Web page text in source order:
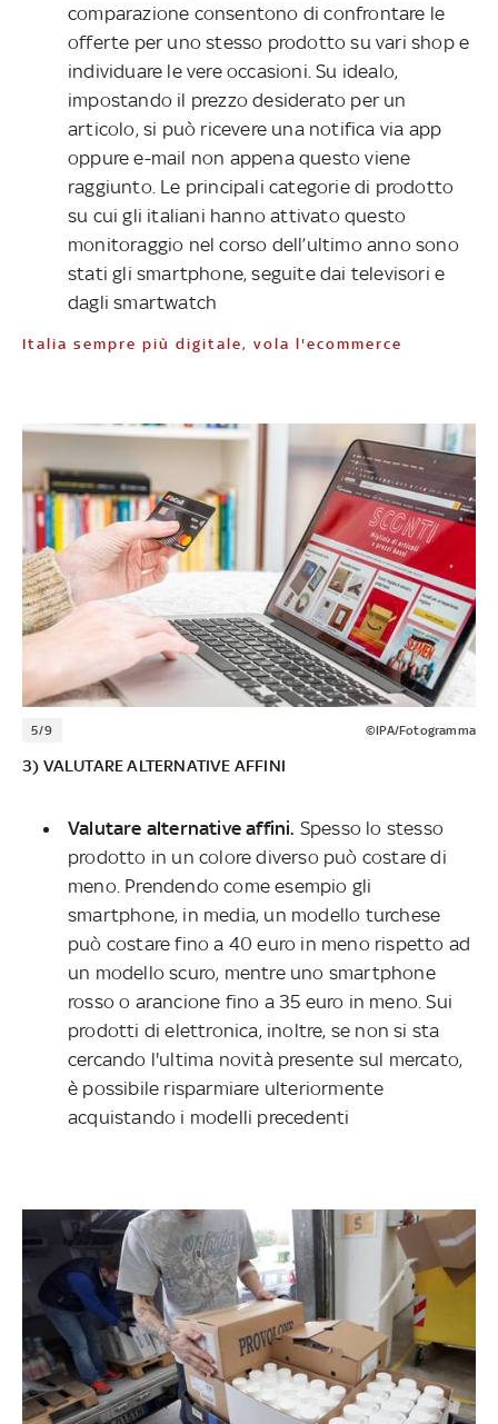
comparazione consentono di confrontare le
offerte per uno stesso prodotto su vari shop e
individuare le vere occasioni. Su idealo,
impostando il prezzo desiderato per un
articolo, si può ricevere una notifica via app
oppure e-mail non appena questo viene
raggiunto. Le principali categorie di prodotto
su cui gli italiani hanno attivato questo
monitoraggio nel corso dell’ultimo anno sono
stati gli smartphone, seguite dai televisori e
dagli smartwatch
Italia sempre più digitale, vola l'ecommerce
5/9 ©IPA/Fotogramma
3) VALUTARE ALTERNATIVE AFFINI
Valutare alternative affini. Spesso lo stesso
prodotto in un colore diverso può costare di
meno. Prendendo come esempio gli
smartphone, in media, un modello turchese
può costare fino a 40 euro in meno rispetto ad
un modello scuro, mentre uno smartphone
rosso o arancione fino a 35 euro in meno. Sui
prodotti di elettronica, inoltre, se non si sta
cercando l'ultima novità presente sul mercato,
è possibile risparmiare ulteriormente
acquistando i modelli precedenti